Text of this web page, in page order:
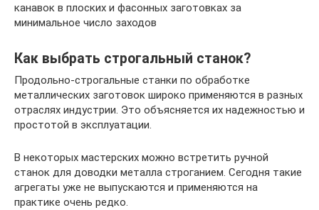
канавок в плоских и фасонных заготовках за
минимальное число заходов
Как выбрать строгальный станок?
Продольно-строгальные станки по обработке
металлических заготовок широко применяются в разных
отраслях индустрии. Это объясняется их надежностью и
простотой в эксплуатации.
В некоторых мастерских можно встретить ручной
станок для доводки металла строганием. Сегодня такие
агрегаты уже не выпускаются и применяются на
практике очень редко.